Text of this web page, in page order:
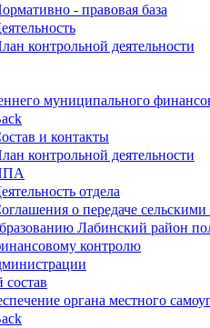
- правовая база
контрольной деятельности
муниципального
и контакты
контрольной деятельности
отдела
о передаче
Лабинский район
контролю
органа местного